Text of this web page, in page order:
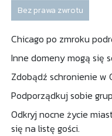
Bez prawa zwrotu
Chicago po zmroku
Inne domeny mogą się
Zdobądź schronienie w
Podporządkuj sobie
Odkryj nocne życie
się na listę gości.